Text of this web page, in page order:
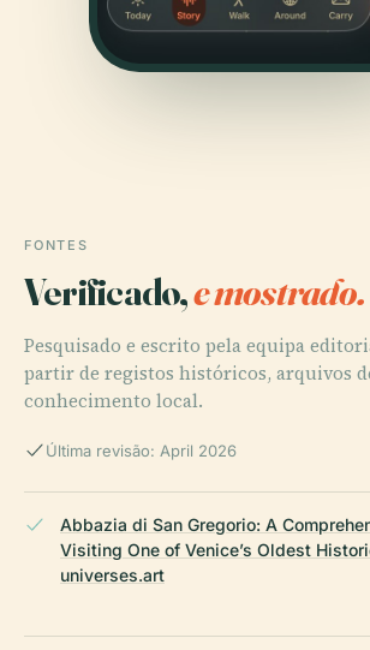
FONTES
Verificado,e mostrado.
Pesquisado e escrito pela equipa
partir de registos históricos, arquivos
conhecimento local.
Última revisão: April 2026
Abbazia di San Gregorio: A
Visiting One of Venice’s Oldest
universes.art